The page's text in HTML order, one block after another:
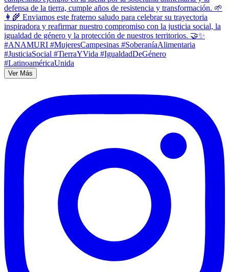
Ver Más